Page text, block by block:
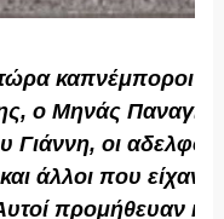
τώρα καπνέμποροι
ο Μηνάς
Γιάννη, οι αδελφοί
άλλοι που είχαν
προμήθευαν